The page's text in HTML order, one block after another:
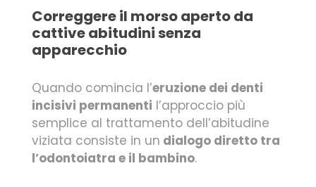
Correggere il morso aperto da
cattive abitudini senza
apparecchio
Quando comincia l’eruzione dei denti
incisivi permanenti l’approccio più
semplice al trattamento dell’abitudine
viziata consiste in un dialogo diretto tra
l’odontoiatra e il bambino.